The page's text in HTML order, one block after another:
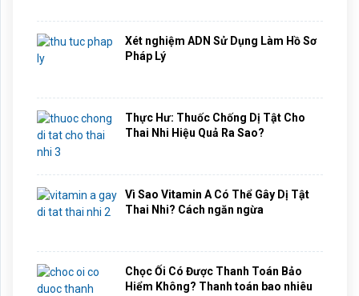
Xét nghiệm ADN Sử Dụng Làm Hồ Sơ
Pháp Lý
Thực Hư: Thuốc Chống Dị Tật Cho
Thai Nhi Hiệu Quả Ra Sao?
Vì Sao Vitamin A Có Thể Gây Dị Tật
Thai Nhi? Cách ngăn ngừa
Chọc Ối Có Được Thanh Toán Bảo
Hiểm Không? Thanh toán bao nhiêu